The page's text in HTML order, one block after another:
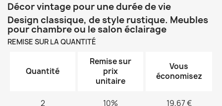
Décor vintage pour une durée de vie
Design classique, de style rustique. Meubles
pour chambre ou le salon éclairage
REMISE SUR LA QUANTITÉ
Quantité
Remise sur
prix
unitaire
Vous
économisez
2 10% 19,67 €